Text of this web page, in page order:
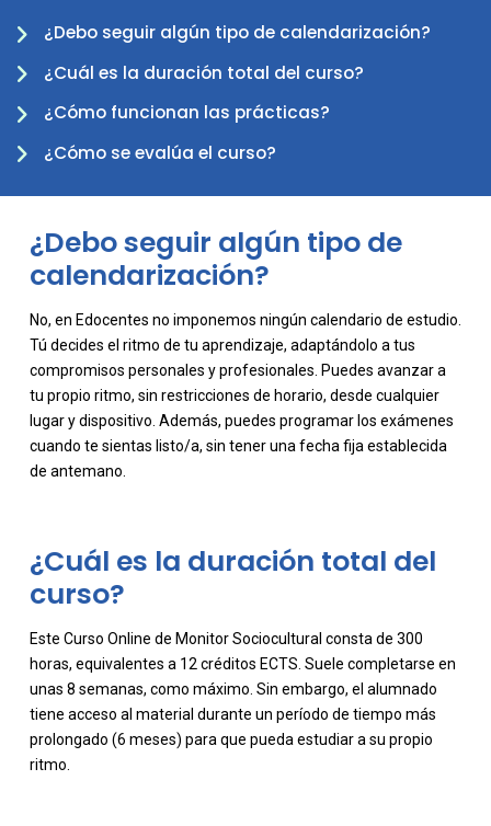
¿Debo seguir algún tipo de calendarización?
¿Cuál es la duración total del curso?
¿Cómo funcionan las prácticas?
¿Cómo se evalúa el curso?
¿Debo seguir algún tipo de
calendarización?
No, en Edocentes no imponemos ningún calendario de estudio.
Tú decides el ritmo de tu aprendizaje, adaptándolo a tus
compromisos personales y profesionales. Puedes avanzar a
tu propio ritmo, sin restricciones de horario, desde cualquier
lugar y dispositivo. Además, puedes programar los exámenes
cuando te sientas listo/a, sin tener una fecha fija establecida
de antemano.
-
¿Cuál es la duración total del
curso?
Este Curso Online de Monitor Sociocultural consta de 300
horas, equivalentes a 12 créditos ECTS. Suele completarse en
unas 8 semanas, como máximo. Sin embargo, el alumnado
tiene acceso al material durante un período de tiempo más
prolongado (6 meses) para que pueda estudiar a su propio
ritmo.
-